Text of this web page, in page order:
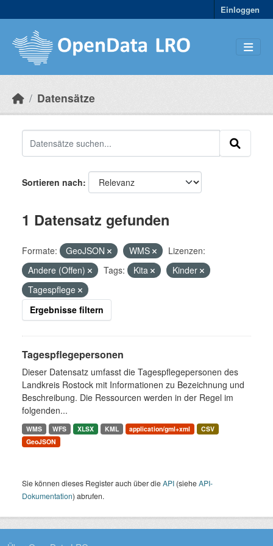
Einloggen
Datensätze
Sortieren nach
1 Datensatz gefunden
Formate: GeoJSON WMS
Lizenzen:
Andere (Offen)
Tags: Kita
Kinder
Tagespflege
Ergebnisse filtern
Tagespflegepersonen
Dieser Datensatz umfasst die Tagespflegepersonen des
Landkreis Rostock mit Informationen zu Bezeichnung und
Beschreibung. Die Ressourcen werden in der Regel im
folgenden...
WMS WFS XLSX KML application/gml+xml
CSV
GeoJSON
Sie können dieses Register auch über dieAPI (sieheAPI-
Dokumentation) abrufen.